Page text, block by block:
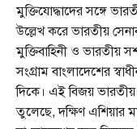
মুক্তিযোদ্ধাদের সঙ্গে
উল্লেখ করে ভারতীয়
মুক্তিবাহিনী ও ভারতীয়
সংগ্রাম বাংলাদেশের
দিকে। এই বিজয় ভারতীয়
তুলেছে, দক্ষিণ এশিয়ার